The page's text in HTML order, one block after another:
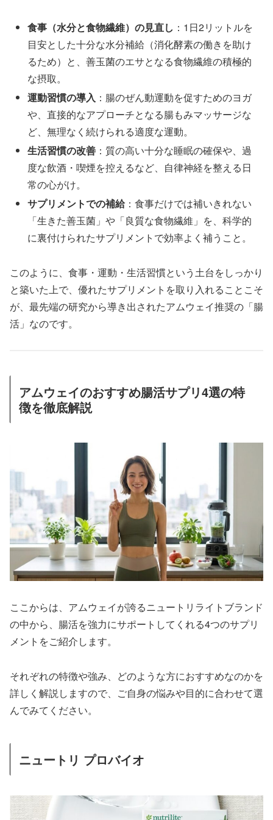
食事（水分と食物繊維）の見直し ：1日2リットルを
目安とした十分な水分補給（消化酵素の働きを助け
るため）と、善玉菌のエサとなる食物繊維の積極的
な摂取。
運動習慣の導入 ：腸のぜん動運動を促すためのヨガ
や、直接的なアプローチとなる腸もみマッサージな
ど、無理なく続けられる適度な運動。
生活習慣の改善 ：質の高い十分な睡眠の確保や、過
度な飲酒・喫煙を控えるなど、自律神経を整える日
常の心がけ。
サプリメントでの補給：食事だけでは補いきれない
「生きた善玉菌」や「良質な食物繊維」を、科学的
に裏付けられたサプリメントで効率よく補うこと。
このように、食事・運動・生活習慣という土台をしっかり
と築いた上で、優れたサプリメントを取り入れることこそ
が、最先端の研究から導き出されたアムウェイ推奨の「腸
活」なのです。
アムウェイのおすすめ腸活サプリ4選の特
徴を徹底解説
ここからは、アムウェイが誇るニュートリライトブランド
の中から、腸活を強力にサポートしてくれる4つのサプリ
メントをご紹介します。
それぞれの特徴や強み、どのような方におすすめなのかを
詳しく解説しますので、ご自身の悩みや目的に合わせて選
んでみてください。
ニュートリ プロバイオ